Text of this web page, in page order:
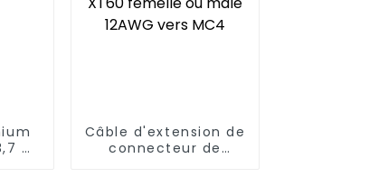
V
Câble d'extension de
connecteur de